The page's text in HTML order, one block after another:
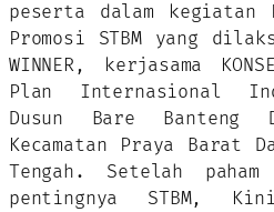
peserta dalam kegiatan
Promosi STBM yang
WINNER, kerjasama
Plan Internasional
Dusun Bare Banteng
Kecamatan Praya Barat
Tengah. Setelah
pentingnya STBM,